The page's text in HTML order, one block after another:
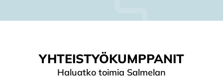
YHTEISTYÖKUMPPANIT
Haluatko toimia Salmelan